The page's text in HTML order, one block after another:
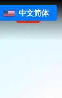
中文简体
订阅